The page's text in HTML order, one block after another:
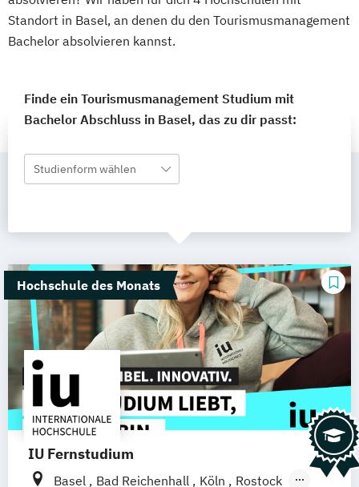
Standort in Basel, an denen du den Tourismusmanagement
Bachelor absolvieren kannst.
Finde ein Tourismusmanagement Studium mit
Bachelor Abschluss in Basel, das zu dir passt:
Studienform wählen
Hochschule des Monats
IU Fernstudium
Basel Bad Reichenhall Köln
Rostock